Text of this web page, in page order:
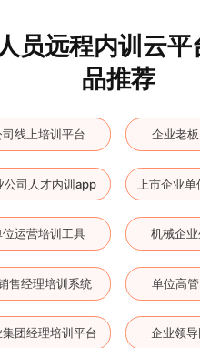
员远程内训云平
品推荐
线上培训平台 企业老
公司人才内训app
位运营培训工具 机械企
售经理培训系统 单位高
团经理培训平台 企业领